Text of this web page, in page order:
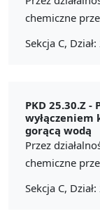
chemiczne
Sekcja C,
PKD 25.30.Z -
wyłączeniem
gorącą wodą
Przez
chemiczne
Sekcja C,